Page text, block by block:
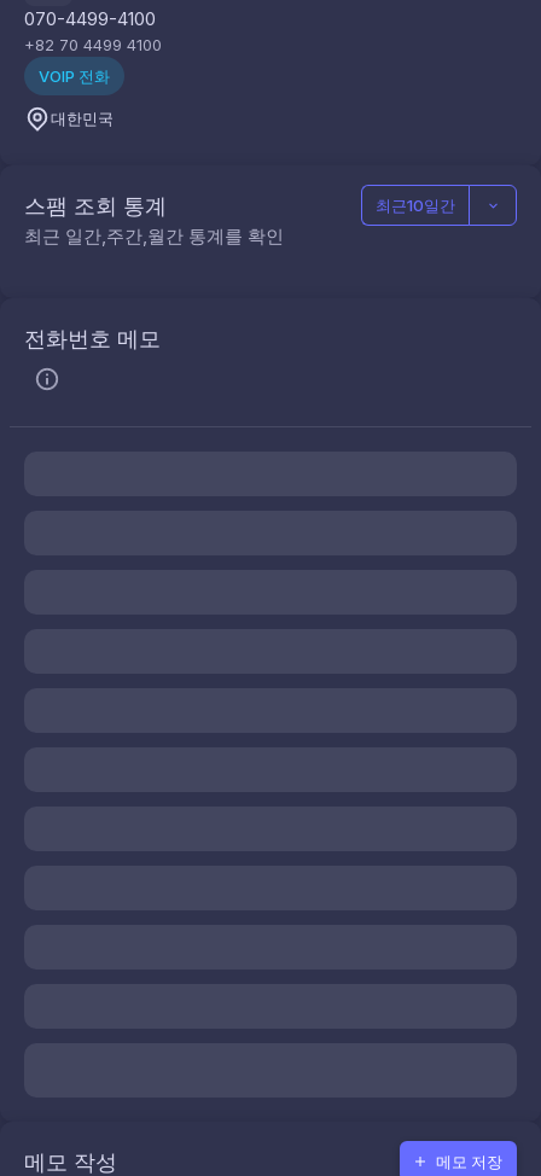
070-4499-4100
+82 70 4499 4100
VOIP 전화
대한민국
스팸 조회 통계
최근 일간,주간,월간 통계를 확인
최근10일간
전화번호 메모
메모 작성 메모 저장